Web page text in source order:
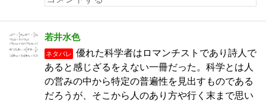
若井水色
ネタバレ
優れた科学者はロマンチストであり詩人で
あると感じざるをえない一冊だった。科学とは人
の営みの中から特定の普遍性を見出すものである
だろうが、そこから人のあり方や行く末まで思い